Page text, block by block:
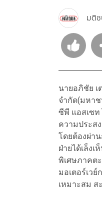
มติ
นายอภิชัย เ
จำกัด(มหา
ซีพี แอสเซท
ความประส
โดยต้องผ่า
ฝ่ายได้เล็ง
พิเศษภาคต
มอเตอร์เว
เหมาะสม ส